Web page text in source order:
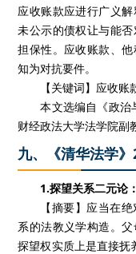
应收账款应进行广义
未公示的债权让与能
担保性。应收账款、
知为对抗要件。
【关键词】应收
本文选编自《政
财经政法大学法学院副
九、《清华法学
1.探望关系二元论
【摘要】应当在
系的法教义学构造。
探望权实质上是直接抚